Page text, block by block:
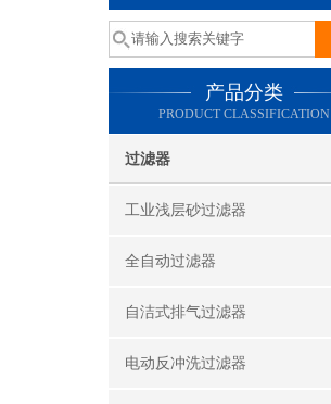
产品分类
PRODUCT CLASSIFICATION
过滤器
工业浅层砂过滤器
全自动过滤器
自洁式排气过滤器
电动反冲洗过滤器